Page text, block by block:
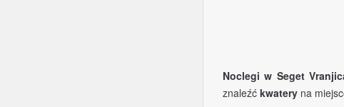
Noclegi w Seget
znaleźć kwateryna